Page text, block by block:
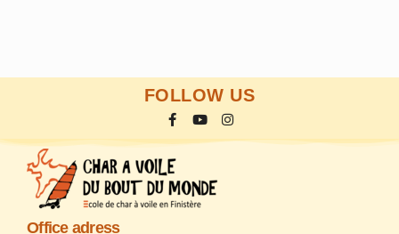
FOLLOW US
Office adress